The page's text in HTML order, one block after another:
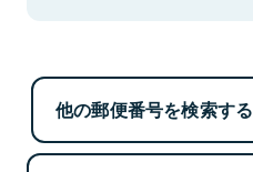
他の郵便番号を検索する